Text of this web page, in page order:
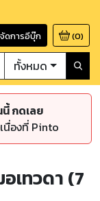
จัดการอีบุ๊ก (0)
ทั้งหมด
กดเลย
นื่องที่ Pinto
เทวดา (7